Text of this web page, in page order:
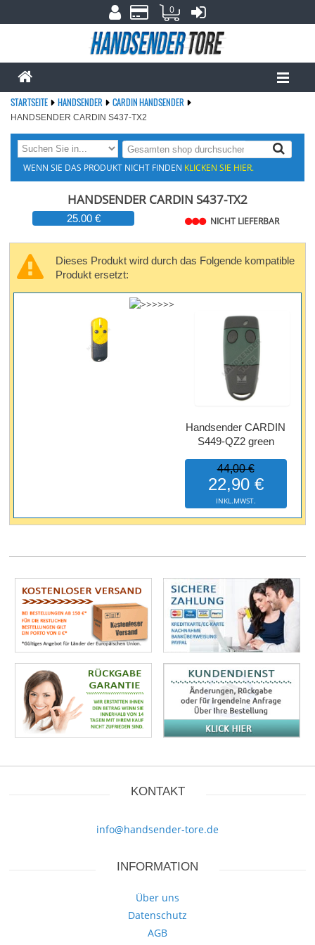
0
STARTSEITE HANDSENDER CARDIN HANDSENDER
HANDSENDER CARDIN S437-TX2
WENN SIE DAS PRODUKT NICHT FINDEN KLICKEN SIE HIER.
HANDSENDER CARDIN S437-TX2
25.00 € NICHT LIEFERBAR
Dieses Produkt wird durch das Folgende kompatible
Produkt ersetzt:
Handsender CARDIN
S449-QZ2 green
44,00 €
22,90 €
INKL.MWST.
KONTAKT
info@handsender-tore.de
INFORMATION
Über uns
Datenschutz
AGB